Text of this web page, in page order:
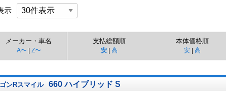
示
メーカー・車名
A〜| Z〜
支払総額順
安| 高
本体価格順
安| 高
ンRスマイル 660 ハイブリッド S